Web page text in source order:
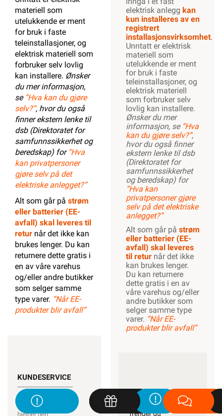
materiell som
utelukkende er ment
for bruk i faste
teleinstallasjoner, og
elektrisk materiell som
forbruker selv lovlig
kan installere. Ønsker
du mer informasjon,
se ”Hva kan du gjøre
selv?”, hvor du også
finner ekstern lenke til
dsb (Direktoratet for
samfunnssikkerhet og
beredskap) for “Hva
kan privatpersoner
gjøre selv på det
elektriske anlegget?”
Alt som går på strøm
eller batterier (EE-
avfall) skal leveres til
retur når det ikke kan
brukes lenger. Du kan
returnere dette gratis i
en av våre varehus
og/eller andre butikker
som selger samme
type varer. “Når EE-
produkter blir avfall”
KUNDESERVICE
Trenger du
elektriker? Vi
hjelper deg
elektrisk anlegg kan
kun installeres av en
registrert
installasjonsvirksomhet.
Unntatt er elektrisk
materiell som
utelukkende er ment
for bruk i faste
teleinstallasjoner, og
elektrisk materiell
som forbruker selv
lovlig kan installere.
Ønsker du mer
informasjon, se ”Hva
kan du gjøre selv?”,
hvor du også finner
ekstern lenke til dsb
(Direktoratet for
samfunnssikkerhet
og beredskap) for
“Hva kan
privatpersoner gjøre
selv på det elektriske
anlegget?”
Alt som går på strøm
eller batterier (EE-
avfall) skal leveres
til retur når det ikke
kan brukes lenger.
Du kan returnere
dette gratis i en av
våre varehus og/eller
andre butikker som
selger samme type
varer. “Når EE-
produkter blir avfall”
KUNDESERVICE
Trenger du